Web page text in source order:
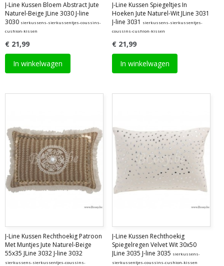
J-Line Kussen Bloem Abstract Jute
Naturel-Beige JLine 3030 J-line
3030 sierkussens-sierkussentjes-coussins-
cushion-kissen
€ 21,99
In winkelwagen
J-Line Kussen Spiegeltjes In
Hoeken Jute Naturel-Wit JLine 3031
J-line 3031
sierkussens-sierkussentjes-
coussins-cushion-kissen
€ 21,99
In winkelwagen
J-Line Kussen Rechthoekig Patroon
Met Muntjes Jute Naturel-Beige
55x35 JLine 3032 J-line 3032
sierkussens-sierkussentjes-coussins-
J-Line Kussen Rechthoekig
Spiegelregen Velvet Wit 30x50
JLine 3035 J-line 3035 sierkussens-
sierkussentjes-coussins-cushion-kissen